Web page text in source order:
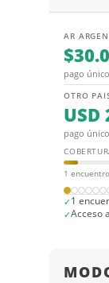
AR
pago único
OTRO
USD
pago único
1 encuentro
1
Acceso